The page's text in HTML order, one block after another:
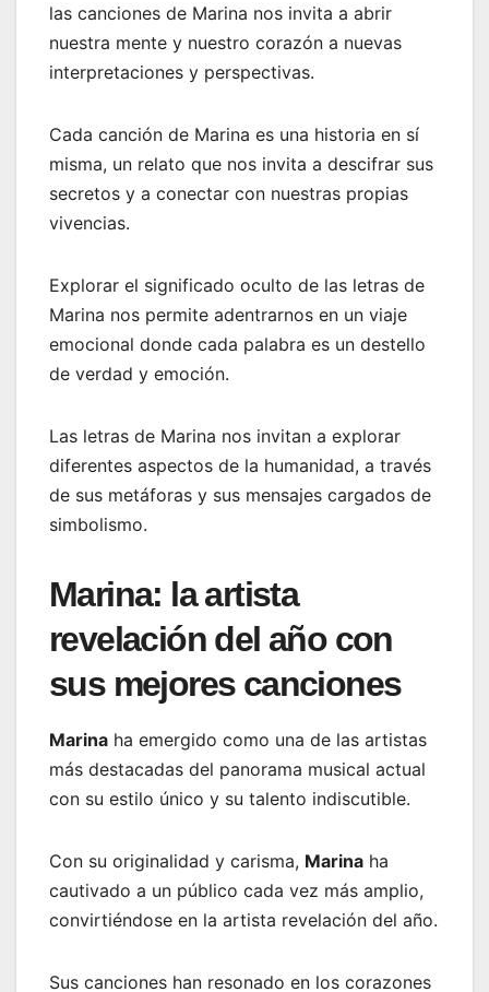
las canciones de Marina nos invita a abrir
nuestra mente y nuestro corazón a nuevas
interpretaciones y perspectivas.
Cada canción de Marina es una historia en sí
misma, un relato que nos invita a descifrar sus
secretos y a conectar con nuestras propias
vivencias.
Explorar el significado oculto de las letras de
Marina nos permite adentrarnos en un viaje
emocional donde cada palabra es un destello
de verdad y emoción.
Las letras de Marina nos invitan a explorar
diferentes aspectos de la humanidad, a través
de sus metáforas y sus mensajes cargados de
simbolismo.
Marina: la artista
revelación del año con
sus mejores canciones
Marina ha emergido como una de las artistas
más destacadas del panorama musical actual
con su estilo único y su talento indiscutible.
Con su originalidad y carisma, Marina ha
cautivado a un público cada vez más amplio,
convirtiéndose en la artista revelación del año.
Sus canciones han resonado en los corazones